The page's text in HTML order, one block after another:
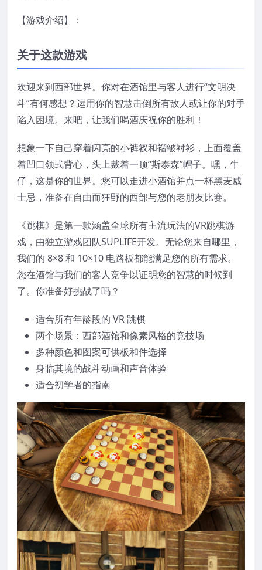
【游戏介绍】：
关于这款游戏
欢迎来到西部世界。你对在酒馆里与客人进行“文明决
斗”有何感想？运用你的智慧击倒所有敌人或让你的对手
陷入困境。来吧，让我们喝酒庆祝你的胜利！
想象一下自己穿着闪亮的小裤衩和褶皱衬衫，上面覆盖
着凹口领式背心，头上戴着一顶“斯泰森”帽子。嘿，牛
仔，这是你的世界。您可以走进小酒馆并点一杯黑麦威
士忌，准备在自由而狂野的西部与您的老朋友比赛。
《跳棋》是第一款涵盖全球所有主流玩法的VR跳棋游
戏，由独立游戏团队SUPLIFE开发。无论您来自哪里，
我们的 8×8 和 10×10 电路板都能满足您的所有需求。
您在酒馆与我们的客人竞​​争以证明您的智慧的时候到
了。你准备好挑战了吗？
适合所有年龄段的 VR 跳棋
两个场景：西部酒馆和像素风格的竞技场
多种颜色和图案可供板和件选择
身临其境的战斗动画和声音体验
适合初学者的指南